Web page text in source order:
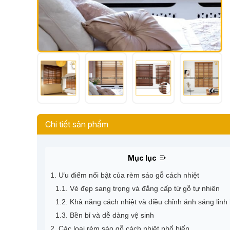
Chi tiết sản phẩm
Mục lục
1. Ưu điểm nổi bật của rèm sáo gỗ cách nhiệt
1.1. Vẻ đẹp sang trọng và đẳng cấp từ gỗ tự nhiên
1.2. Khả năng cách nhiệt và điều chỉnh ánh sáng linh
1.3. Bền bỉ và dễ dàng vệ sinh